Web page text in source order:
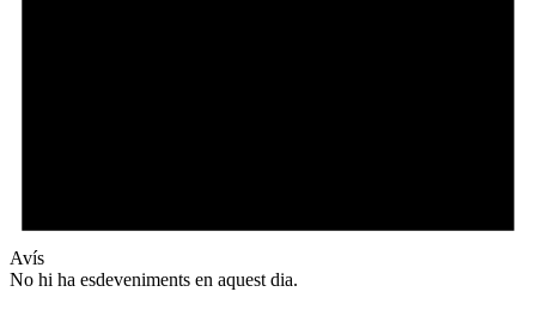
Avís
No hi ha esdeveniments en aquest dia.